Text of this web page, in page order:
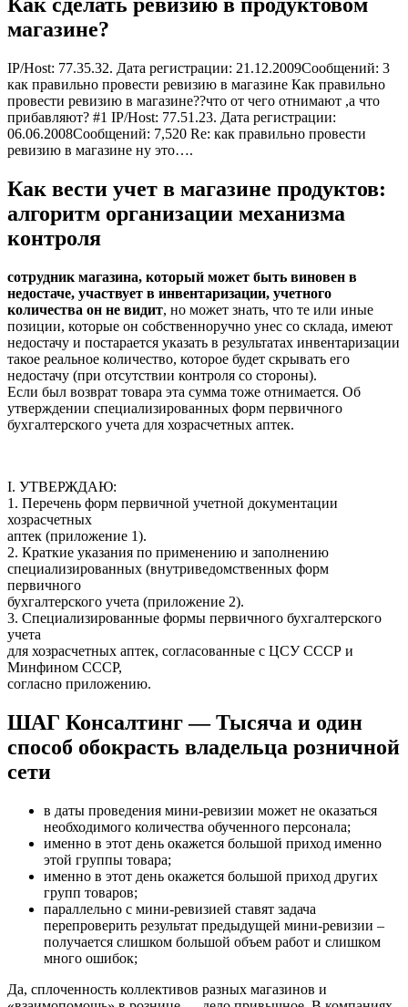
магазине?
IP/Host: 77.35.32. Дата регистрации: 21.12.2009Сообщений: 3
как правильно провести ревизию в магазине Как правильно
провести ревизию в магазине??что от чего отнимают ,а что
прибавляют? #1 IP/Host: 77.51.23. Дата регистрации:
06.06.2008Сообщений: 7,520 Re: как правильно провести
ревизию в магазине ну это….
Как вести учет в магазине продуктов:
алгоритм организации механизма
контроля
сотрудник магазина, который может быть виновен в
недостаче, участвует в инвентаризации, учетного
количества он не видит, но может знать, что те или иные
позиции, которые он собственноручно унес со склада, имеют
недостачу и постарается указать в результатах инвентаризации
такое реальное количество, которое будет скрывать его
недостачу (при отсутствии контроля со стороны).
Если был возврат товара эта сумма тоже отнимается. Об
утверждении специализированных форм первичного
бухгалтерского учета для хозрасчетных аптек.
I. УТВЕРЖДАЮ:
1. Перечень форм первичной учетной документации
хозрасчетных
аптек (приложение 1).
2. Краткие указания по применению и заполнению
специализированных (внутриведомственных форм
первичного
бухгалтерского учета (приложение 2).
3. Специализированные формы первичного бухгалтерского
учета
для хозрасчетных аптек, согласованные с ЦСУ СССР и
Минфином СССР,
согласно приложению.
ШАГ Консалтинг — Тысяча и один
способ обокрасть владельца розничной
сети
в даты проведения мини-ревизии может не оказаться
необходимого количества обученного персонала;
именно в этот день окажется большой приход именно
этой группы товара;
именно в этот день окажется большой приход других
групп товаров;
параллельно с мини-ревизией ставят задача
перепроверить результат предыдущей мини-ревизии –
получается слишком большой объем работ и слишком
много ошибок;
Да, сплоченность коллективов разных магазинов и